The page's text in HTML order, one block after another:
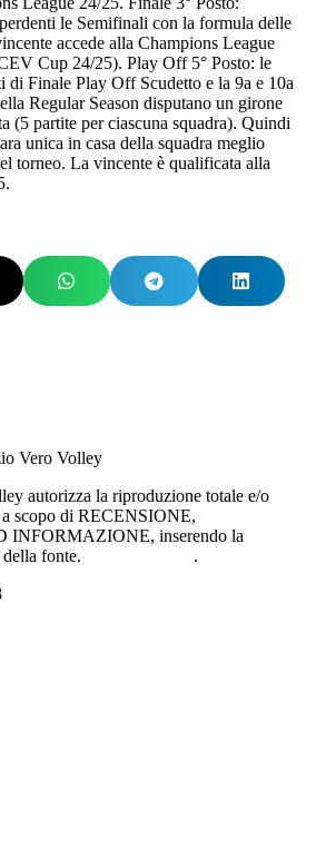
le Semifinali con la formula delle
accede alla Champions League
Cup 24/25). Play Off 5° Posto: le
di Finale Play Off Scudetto e la 9a e 10a
Regular Season disputano un girone
(5 partite per ciascuna squadra). Quindi
unica in casa della squadra meglio
torneo. La vincente è qualificata alla
Vero Volley
autorizza la riproduzione totale e/o
scopo di RECENSIONE,
INFORMAZIONE, inserendo la
fonte.
.